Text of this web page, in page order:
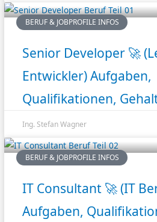
BERUF & JOBPROFILE INFOS
Senior Developer 🚀
Entwickler) Aufgaben,
Qualifikationen,
Ing. Stefan Wagner
BERUF & JOBPROFILE INFOS
IT Consultant 🚀 (IT
Aufgaben,